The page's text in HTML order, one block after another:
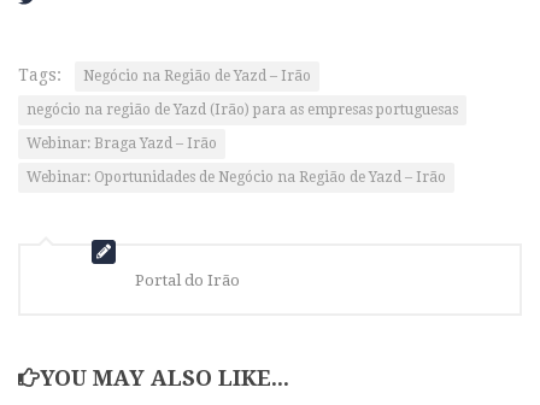
Tags:
Negócio na Região de Yazd – Irão
negócio na região de Yazd (Irão) para as empresas portuguesas
Webinar: Braga Yazd – Irão
Webinar: Oportunidades de Negócio na Região de Yazd – Irão
Portal do Irão
YOU MAY ALSO LIKE...